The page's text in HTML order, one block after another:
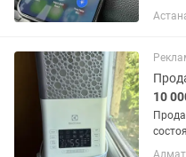
состоянии. С момента
и в
и
10